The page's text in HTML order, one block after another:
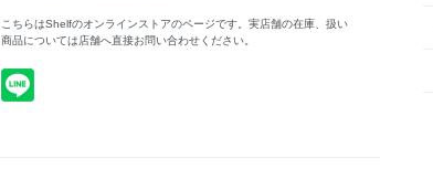
こちらはShelfのオンラインストアのページです。実店舗の在庫、扱い
商品については店舗へ直接お問い合わせください。